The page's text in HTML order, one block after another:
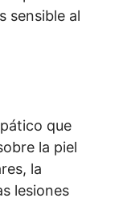
sensible al
que
la piel
la
lesiones